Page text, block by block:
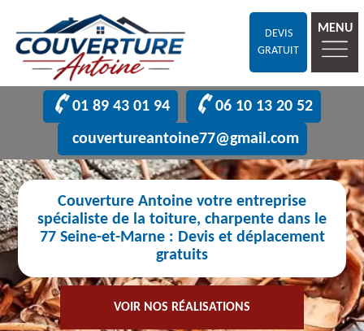
DEVIS
GRATUIT
MENU
01 89 43 01 94
06 10 13 20 52
couvertureantoine77@gmail.com
Couverture Antoine votre entreprise
spécialiste de la toiture, charpente dans le
77 Seine-et-Marne : Devis et déplacement
gratuits
VOIR NOS RÉALISATIONS